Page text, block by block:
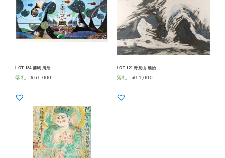
LOT 134 藤城 清治
落札 ：¥61,000
LOT 121 野見山 暁治
落札 ： ¥11,000